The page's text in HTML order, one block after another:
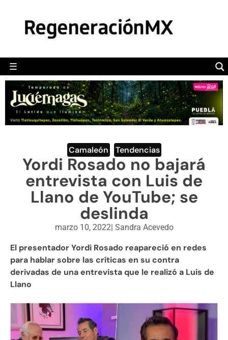
☰
POLÍTICA
CAMALEÓN
OPINIÓN
DEPORTES
ENGLISH SECTION
VIDEOS
Camaleón Tendencias
Yordi Rosado no bajará
entrevista con Luis de
Llano de YouTube; se
deslinda
marzo 10, 2022| Sandra Acevedo
El presentador Yordi Rosado reapareció en redes
para hablar sobre las críticas en su contra
derivadas de una entrevista que le realizó a Luis de
Llano